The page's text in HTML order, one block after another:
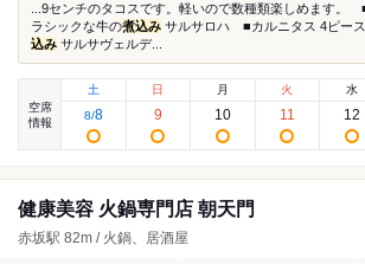
...9センチのタコスです。軽いので数種類楽しめます。
ラシックな牛の煮込み サルサロハ ■カルニタス 4ピー
込み サルサヴェルデ...
空席
情報
土
8/8
日
9
月
10
火
11
水
12
健康美容 火鍋専門店 朝天門
赤坂駅 82m / 火鍋、居酒屋